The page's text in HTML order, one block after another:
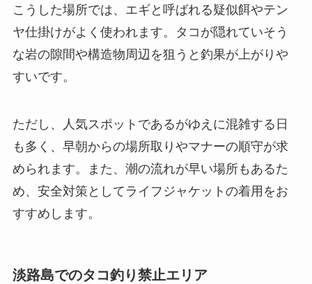
こうした場所では、エギと呼ばれる疑似餌やテン
ヤ仕掛けがよく使われます。タコが隠れていそう
な岩の隙間や構造物周辺を狙うと釣果が上がりや
すいです。
ただし、人気スポットであるがゆえに混雑する日
も多く、早朝からの場所取りやマナーの順守が求
められます。また、潮の流れが早い場所もあるた
め、安全対策としてライフジャケットの着用をお
すすめします。
淡路島でのタコ釣り禁止エリア